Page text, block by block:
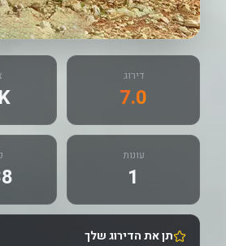
דירוג
7.0
עונות
1
תן את הדירוג שלך